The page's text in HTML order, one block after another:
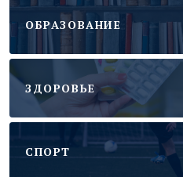
ОБРАЗОВАНИЕ
ЗДОРОВЬЕ
CПОРТ